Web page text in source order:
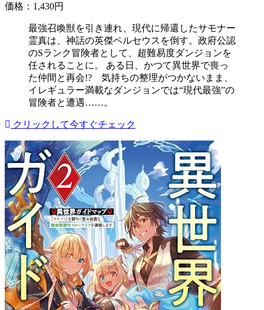
価格：1,430円
最強召喚獣を引き連れ、現代に帰還したサモナー
霊真は、神話の英傑ペルセウスを倒す。政府公認
のSランク冒険者として、超難易度ダンジョンを
任されることに。 ある日、かつて異世界で喪っ
た仲間と再会!? 気持ちの整理がつかないまま、
イレギュラー満載なダンジョンでは“現代最強”の
冒険者と遭遇……。
クリックして今すぐチェック